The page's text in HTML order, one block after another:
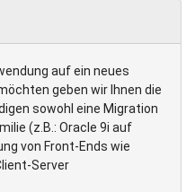
auf ein neues
geben wir Ihnen die
sowohl eine Migration
(z.B.: Oracle 9i auf
von Front-Ends wie
Server